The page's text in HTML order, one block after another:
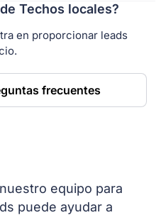
Techos locales?
en proporcionar leads
frecuentes
equipo para
puede ayudar a